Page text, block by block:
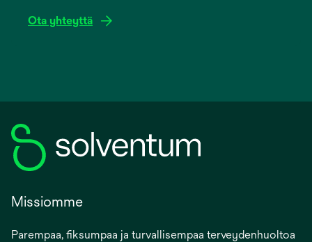
Ota yhteyttä
Missiomme
Parempaa, fiksumpaa ja turvallisempaa terveydenhuoltoa